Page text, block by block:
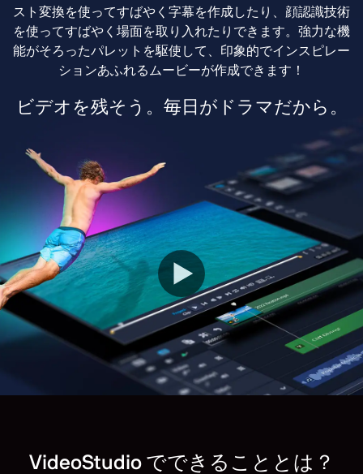
スト変換を使ってすばやく字幕を作成したり、顔認識技術
を使ってすばやく場面を取り入れたりできます。強力な機
能がそろったパレットを駆使して、印象的でインスピレー
ションあふれるムービーが作成できます！
ビデオを残そう。毎日がドラマだから。
VideoStudio でできることとは？